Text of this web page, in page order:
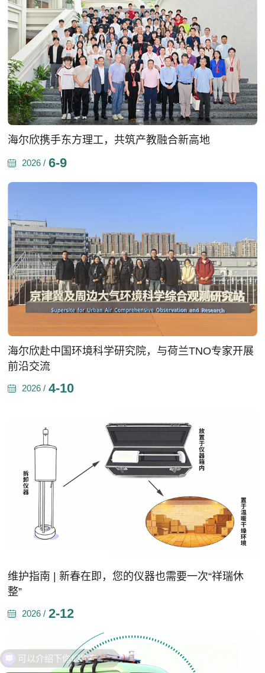
海尔欣携手东方理工，共筑产教融合新高地
2026 / 6-9
海尔欣赴中国环境科学研究院，与荷兰TNO专家开展
前沿交流
2026 / 4-10
维护指南 | 新春在即，您的仪器也需要一次“祥瑞休
整”
2026 / 2-12